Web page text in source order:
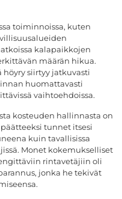
toiminnoissa, kuten
kalapaikkojen
määrän hikua.
siirtyy jatkuvasti
huomattavasti
vaihtoehdoissa.
kosteuden hallinnasta on
tunnet itsesi
kuin tavallisissa
Monet kokemukselliset
rintavetäjiin oli
jonka he tekivät